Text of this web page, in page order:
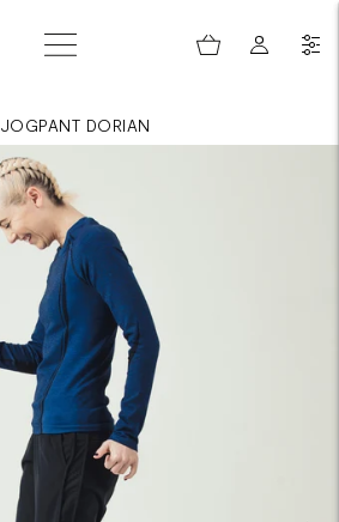
JOGPANT DORIAN